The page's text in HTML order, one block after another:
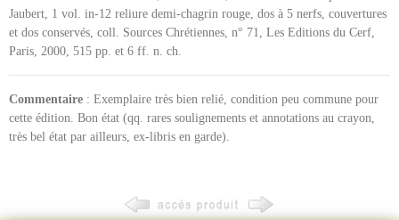
Jaubert, 1 vol. in-12 reliure demi-chagrin rouge, dos à 5 nerfs, couvertures
et dos conservés, coll. Sources Chrétiennes, n° 71, Les Editions du Cerf,
Paris, 2000, 515 pp. et 6 ff. n. ch.
Commentaire : Exemplaire très bien relié, condition peu commune pour
cette édition. Bon état (qq. rares soulignements et annotations au crayon,
très bel état par ailleurs, ex-libris en garde).